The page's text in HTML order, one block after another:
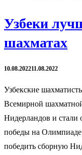
Узбеки
шахматах
10.08.202211.08.2022
Узбекские
Всемирной
Нидерландов и
победы на
победить сборную